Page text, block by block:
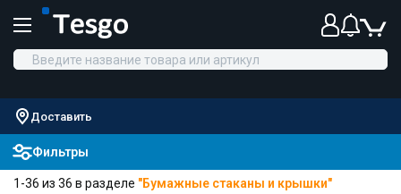
Доставить
Фильтры
1-36 из 36 в разделе "Бумажные стаканы и крышки"